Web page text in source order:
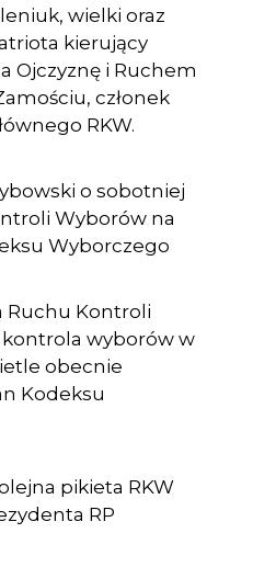
wielki oraz
kierujący
Ojczyznę i Ruchem
członek
RKW.
o sobotniej
Wyborów na
Wyborczego
Ruchu Kontroli
kontrola wyborów w
obecnie
Kodeksu
pikieta RKW
RP